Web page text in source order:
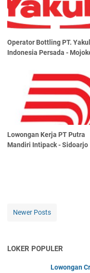
Operator Bottling PT.
Indonesia Persada -
Lowongan Kerja PT Putra
Mandiri Intipack - Sidoarjo
Newer Posts
LOKER POPULER
Lowongan